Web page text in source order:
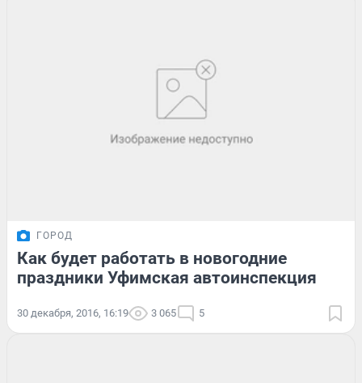
ГОРОД
Как будет работать в новогодние
праздники Уфимская автоинспекция
30 декабря, 2016, 16:19 3 065 5